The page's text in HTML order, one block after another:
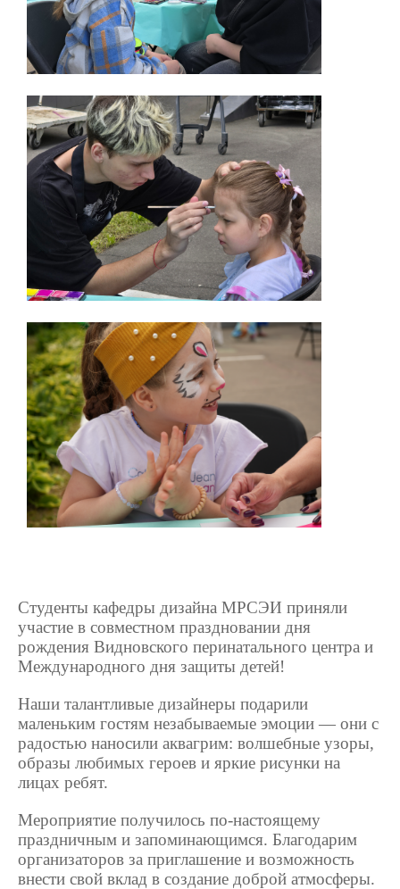
Студенты кафедры дизайна МРСЭИ приняли
участие в совместном праздновании дня
рождения Видновского перинатального центра и
Международного дня защиты детей!
Наши талантливые дизайнеры подарили
маленьким гостям незабываемые эмоции — они с
радостью наносили аквагрим: волшебные узоры,
образы любимых героев и яркие рисунки на
лицах ребят.
Мероприятие получилось по‑настоящему
праздничным и запоминающимся. Благодарим
организаторов за приглашение и возможность
внести свой вклад в создание доброй атмосферы.